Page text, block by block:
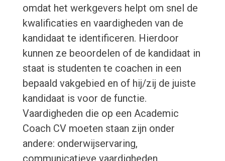
omdat het werkgevers helpt om snel de
kwalificaties en vaardigheden van de
kandidaat te identificeren. Hierdoor
kunnen ze beoordelen of de kandidaat in
staat is studenten te coachen in een
bepaald vakgebied en of hij/zij de juiste
kandidaat is voor de functie.
Vaardigheden die op een Academic
Coach CV moeten staan zijn onder
andere: onderwijservaring,
communicatieve vaardigheden,